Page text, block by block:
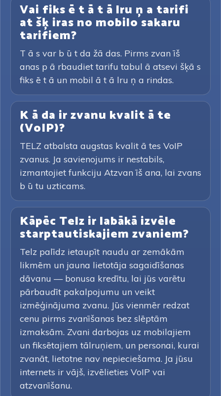
Vai fiks ē t ā t ā lru ņ a tarifi
at šķ iras no mobilo sakaru
tarifiem?
T ā s var b ū t da žā das. Pirms zvan īš
anas p ā rbaudiet tarifu tabul ā atsevi šķā s
fiks ē t ā un mobil ā t ā lru ņ a rindas.
K ā da ir zvanu kvalit ā te
(VoIP)?
TELZ atbalsta augstas kvalit ā tes VoIP
zvanus. Ja savienojums ir nestabils,
izmantojiet funkciju Atzvan īš ana, lai zvans
b ū tu uzticams.
Kāpēc Telz ir labākā izvēle
starptautiskajiem zvaniem?
Telz palīdz ietaupīt naudu ar zemākām
likmēm un jauna lietotāja sagaidīšanas
dāvanu — bonusa kredītu, lai jūs varētu
pārbaudīt pakalpojumu un veikt
izmēģinājuma zvanu. Jūs vienmēr redzat
cenu pirms zvanīšanas bez slēptām
izmaksām. Zvani darbojas uz mobilajiem
un fiksētajiem tālruņiem, un personai, kurai
zvanāt, lietotne nav nepieciešama. Ja jūsu
internets ir vājš, izvēlieties VoIP vai
atzvanīšanu.